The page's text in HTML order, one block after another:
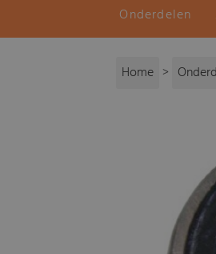
Onderdelen
Home >